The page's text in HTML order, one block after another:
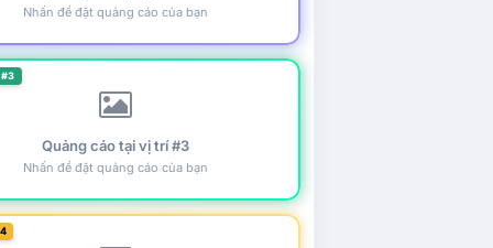
Nhấn để đặt quảng cáo của bạn
Quảng cáo tại vị trí #3
Nhấn để đặt quảng cáo của bạn